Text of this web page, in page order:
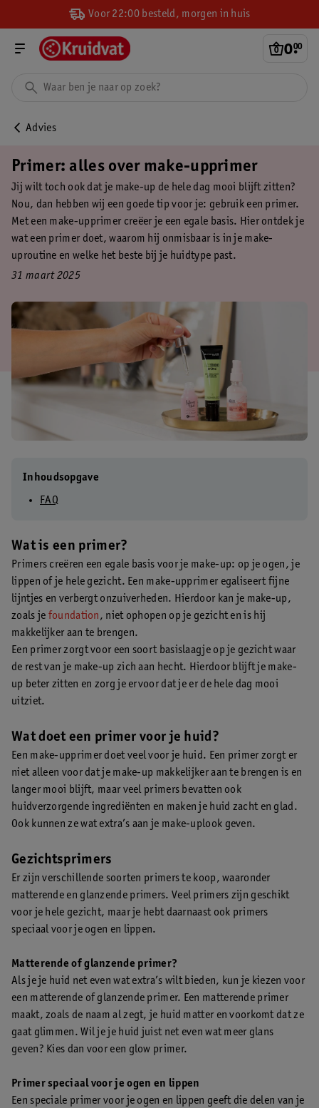
Voor 22:00 besteld, morgen in huis
0.
00
Advies
Primer: alles over make-upprimer
Jij wilt toch ook dat je make-up de hele dag mooi blijft zitten?
Nou, dan hebben wij een goede tip voor je: gebruik een primer.
Met een make-upprimer creëer je een egale basis. Hier ontdek je
wat een primer doet, waarom hij onmisbaar is in je make-
uproutine en welke het beste bij je huidtype past.
31 maart 2025
Inhoudsopgave
FAQ
Wat is een primer?
Primers creëren een egale basis voor je make-up: op je ogen, je
lippen of je hele gezicht. Een make-upprimer egaliseert fijne
lijntjes en verbergt onzuiverheden. Hierdoor kan je make-up,
zoals je foundation, niet ophopen op je gezicht en is hij
makkelijker aan te brengen.
Een primer zorgt voor een soort basislaagje op je gezicht waar
de rest van je make-up zich aan hecht. Hierdoor blijft je make-
up beter zitten en zorg je ervoor dat je er de hele dag mooi
uitziet.
Wat doet een primer voor je huid?
Een make-upprimer doet veel voor je huid. Een primer zorgt er
niet alleen voor dat je make-up makkelijker aan te brengen is en
langer mooi blijft, maar veel primers bevatten ook
huidverzorgende ingrediënten en maken je huid zacht en glad.
Ook kunnen ze wat extra’s aan je make-uplook geven.
Gezichtsprimers
Er zijn verschillende soorten primers te koop, waaronder
matterende en glanzende primers. Veel primers zijn geschikt
voor je hele gezicht, maar je hebt daarnaast ook primers
speciaal voor je ogen en lippen.
Matterende of glanzende primer?
Als je je huid net even wat extra’s wilt bieden, kun je kiezen voor
een matterende of glanzende primer. Een matterende primer
maakt, zoals de naam al zegt, je huid matter en voorkomt dat ze
gaat glimmen. Wil je je huid juist net even wat meer glans
geven? Kies dan voor een glow primer.
Primer speciaal voor je ogen en lippen
Een speciale primer voor je ogen en lippen geeft die delen van je